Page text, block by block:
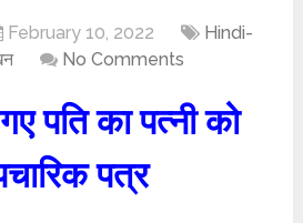
February 10, 2022
Hindi-
No Comments
पति का पत्नी को
पत्र